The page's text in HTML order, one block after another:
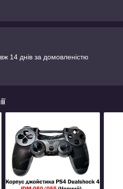
14 днів за домовленістю